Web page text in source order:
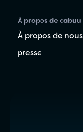
À propos de cabuu
À propos de nous
presse